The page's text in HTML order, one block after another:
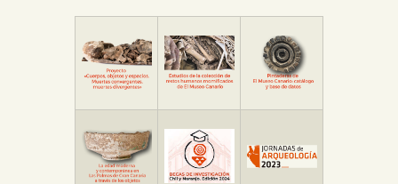
█
EL MUSEO
DIDÁCTICA